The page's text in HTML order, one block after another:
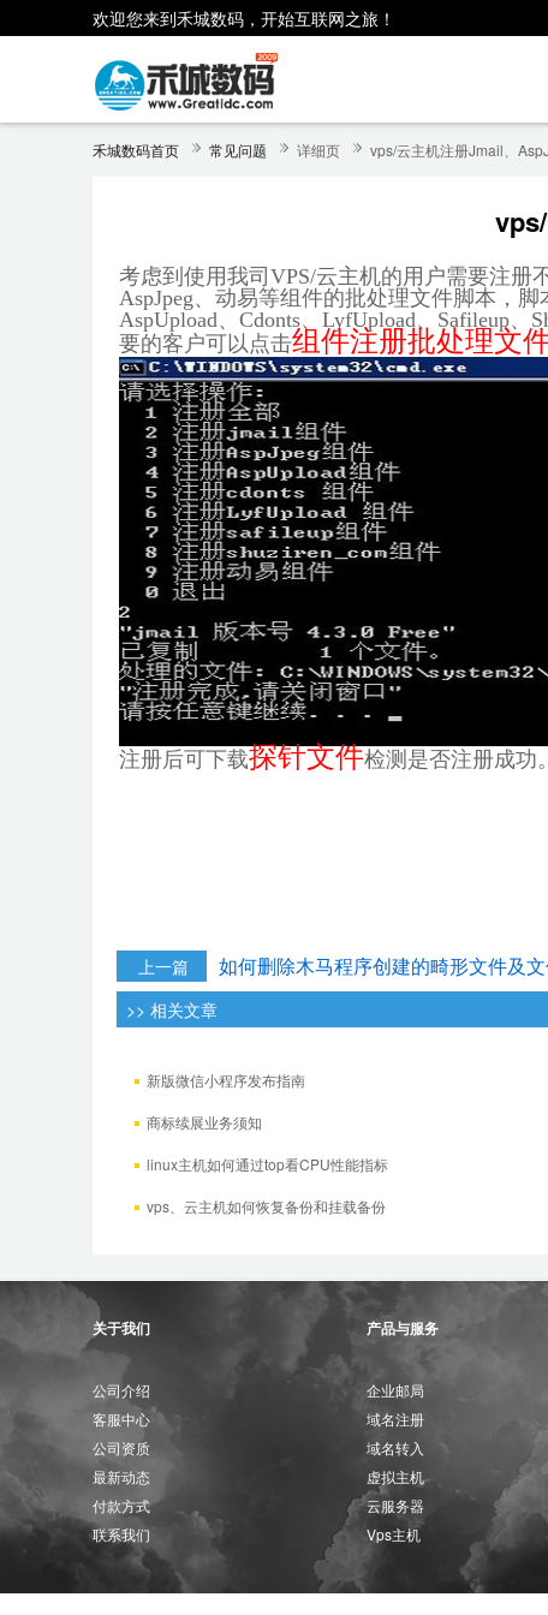
欢迎您来到禾城数码，开始互联网之旅！
禾城数码首页 常见问题 详细页 vps/云主机注册Jmail、
考虑到使用我司VPS/云主机的用户需要注册
AspJpeg、动易等组件的批处理文件脚本，脚
AspUpload、Cdonts、LyfUpload、Safileup
要的客户可以点击组件注册批处理文
注册后可下载探针文件检测是否注册成功。
上一篇 如何删除木马程序创建的畸形文件及
>> 相关文章
新版微信小程序发布指南
商标续展业务须知
linux主机如何通过top看CPU性能指标
vps、云主机如何恢复备份和挂载备份
关于我们
公司介绍
客服中心
公司资质
最新动态
付款方式
联系我们
产品与服务
企业邮局
域名注册
域名转入
虚拟主机
云服务器
Vps主机